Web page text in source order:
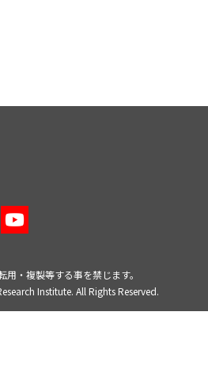
・複製等する事を禁じます。
Institute. All Rights Reserved.